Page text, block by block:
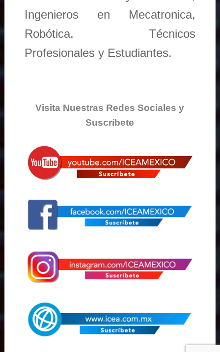
Ingenieros en Mecatronica,
Robótica, Técnicos
Profesionales y Estudiantes.
Visita Nuestras Redes Sociales y
Suscríbete